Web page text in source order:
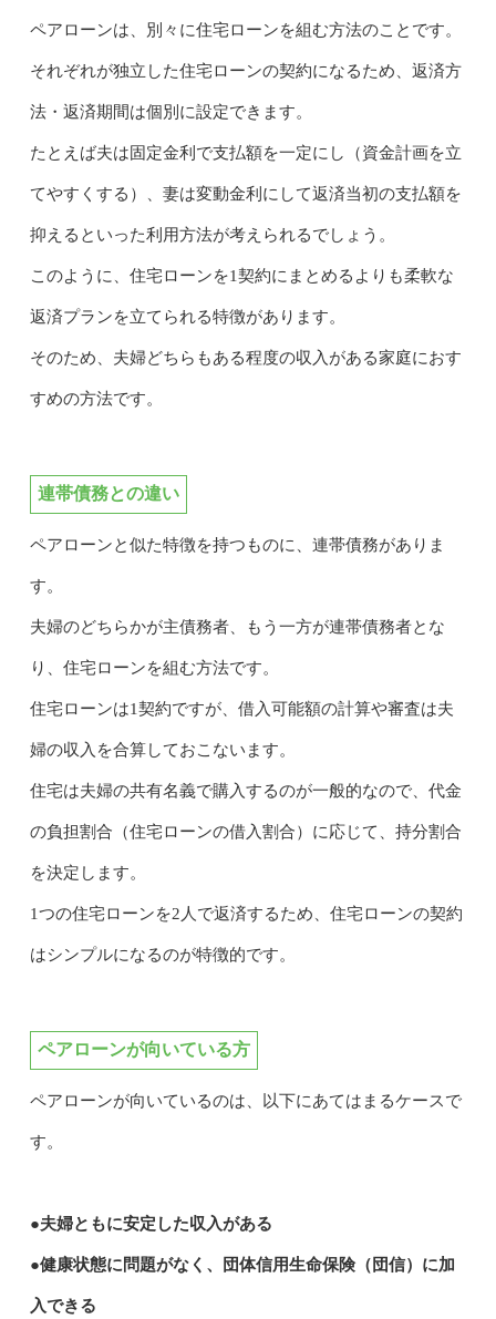
ペアローンは、別々に住宅ローンを組む方法のことです。
それぞれが独立した住宅ローンの契約になるため、返済方
法・返済期間は個別に設定できます。
たとえば夫は固定金利で支払額を一定にし（資金計画を立
てやすくする）、妻は変動金利にして返済当初の支払額を
抑えるといった利用方法が考えられるでしょう。
このように、住宅ローンを1契約にまとめるよりも柔軟な
返済プランを立てられる特徴があります。
そのため、夫婦どちらもある程度の収入がある家庭におす
すめの方法です。
連帯債務との違い
ペアローンと似た特徴を持つものに、連帯債務がありま
す。
夫婦のどちらかが主債務者、もう一方が連帯債務者とな
り、住宅ローンを組む方法です。
住宅ローンは1契約ですが、借入可能額の計算や審査は夫
婦の収入を合算しておこないます。
住宅は夫婦の共有名義で購入するのが一般的なので、代金
の負担割合（住宅ローンの借入割合）に応じて、持分割合
を決定します。
1つの住宅ローンを2人で返済するため、住宅ローンの契約
はシンプルになるのが特徴的です。
ペアローンが向いている方
ペアローンが向いているのは、以下にあてはまるケースで
す。
●夫婦ともに安定した収入がある
●健康状態に問題がなく、団体信用生命保険（団信）に加
入できる